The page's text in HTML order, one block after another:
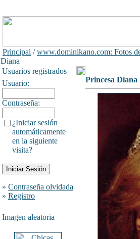
Principal /www.dominikano.com: Fotos
Diana
Usuarios registrados
Usuario:
Contraseña:
¿Iniciar sesión
automáticamente
en la siguiente
visita?
» Contraseña olvidada
» Registro
Imagen aleatoria
Princesa Diana